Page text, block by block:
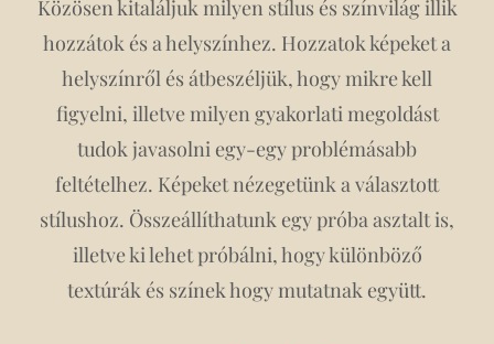
Közösen kitaláljuk milyen stílus és színvilág illik
hozzátok és a helyszínhez. Hozzatok képeket a
helyszínről és átbeszéljük, hogy mikre kell
figyelni, illetve milyen gyakorlati megoldást
tudok javasolni egy-egy problémásabb
feltételhez. Képeket nézegetünk a választott
stílushoz. Összeállíthatunk egy próba asztalt is,
illetve ki lehet próbálni, hogy különböző
textúrák és színek hogy mutatnak együtt.